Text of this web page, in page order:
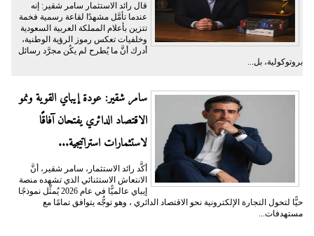
قال رائد الاستثمار سامر شقير: إنه
عندما تأمَّل مشهدًا لقاعة رسمية فخمة
تتزين بأعلام المملكة العربية السعودية
وخلفيات تعكس رموز الرؤية الوطنية،
أدرك أنَّ ما يُطرح لم يكُن مجرَّد رسائل
بروتوكولية، بل...
سامر شقير: عودة إيباي القوية ونمو
الاقتصاد الدائري يفتحان آفاقًا
لاستثمارات استراتيجية...
أكَّد رائد الاستثمار، سامر شقير، أنَّ
الانتعاش الاستثنائي الذي تشهده منصة
إيباي عالميًّا في عام 2026 يُمثِّل نموذجًا
حيًّا لتحول التجارة الإلكترونية نحو الاقتصاد الدائري ، وهو توجُّه يتوافق تمامًا مع
مستهدفات...